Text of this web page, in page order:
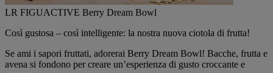
LR FIGUACTIVE Berry Dream Bowl
Così gustosa – così intelligente: la nostra nuova ciotola di frutta!
Se ami i sapori fruttati, adorerai Berry Dream Bowl! Bacche, frutta e
avena si fondono per creare un’esperienza di gusto croccante e